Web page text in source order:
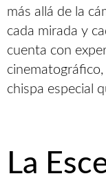
más allá de la
cada mirada y
cuenta con
chispa especial
La